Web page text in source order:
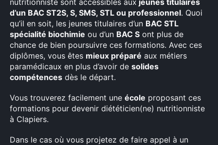
nutritionniste sont accessibles aux jeunes titulaires
d’un BAC ST2S, S, SMS, STL ou professionnel. Quoi
qu’il en soit, les jeunes titulaires d’un BAC STL
spécialité biochimie ou d’un BAC S ont plus de
chance de bien poursuivre ces formations. Avec ces
diplômes, vous êtes mieux préparé aux métiers
paramédicaux en plus d’avoir de solides
compétences dès le départ.
Vous trouverez facilement une école proposant ces
formations pour devenir diététicien(ne) nutritionniste
à Clapiers.
Dans le cas où vous projetez de faire appel à un